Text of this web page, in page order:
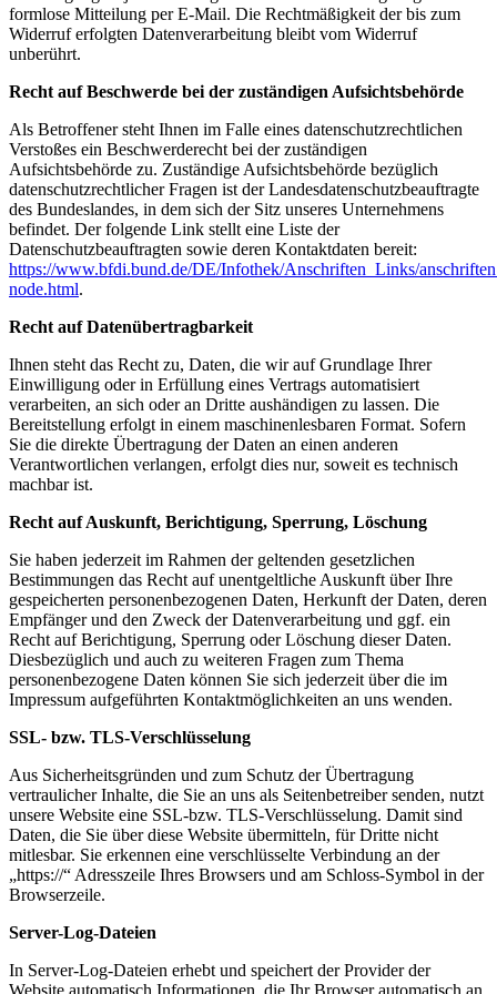
formlose Mitteilung per E-Mail. Die Rechtmäßigkeit der bis zum
Widerruf erfolgten Datenverarbeitung bleibt vom Widerruf
unberührt.
Recht auf Beschwerde bei der zuständigen Aufsichtsbehörde
Als Betroffener steht Ihnen im Falle eines datenschutzrechtlichen
Verstoßes ein Beschwerderecht bei der zuständigen
Aufsichtsbehörde zu. Zuständige Aufsichtsbehörde bezüglich
datenschutzrechtlicher Fragen ist der Landesdatenschutzbeauftragte
des Bundeslandes, in dem sich der Sitz unseres Unternehmens
befindet. Der folgende Link stellt eine Liste der
Datenschutzbeauftragten sowie deren Kontaktdaten bereit:
https://www.bfdi.bund.de/DE/Infothek/Anschriften_Links/
node.html.
Recht auf Datenübertragbarkeit
Ihnen steht das Recht zu, Daten, die wir auf Grundlage Ihrer
Einwilligung oder in Erfüllung eines Vertrags automatisiert
verarbeiten, an sich oder an Dritte aushändigen zu lassen. Die
Bereitstellung erfolgt in einem maschinenlesbaren Format. Sofern
Sie die direkte Übertragung der Daten an einen anderen
Verantwortlichen verlangen, erfolgt dies nur, soweit es technisch
machbar ist.
Recht auf Auskunft, Berichtigung, Sperrung, Löschung
Sie haben jederzeit im Rahmen der geltenden gesetzlichen
Bestimmungen das Recht auf unentgeltliche Auskunft über Ihre
gespeicherten personenbezogenen Daten, Herkunft der Daten, deren
Empfänger und den Zweck der Datenverarbeitung und ggf. ein
Recht auf Berichtigung, Sperrung oder Löschung dieser Daten.
Diesbezüglich und auch zu weiteren Fragen zum Thema
personenbezogene Daten können Sie sich jederzeit über die im
Impressum aufgeführten Kontaktmöglichkeiten an uns wenden.
SSL- bzw. TLS-Verschlüsselung
Aus Sicherheitsgründen und zum Schutz der Übertragung
vertraulicher Inhalte, die Sie an uns als Seitenbetreiber senden, nutzt
unsere Website eine SSL-bzw. TLS-Verschlüsselung. Damit sind
Daten, die Sie über diese Website übermitteln, für Dritte nicht
mitlesbar. Sie erkennen eine verschlüsselte Verbindung an der
„https://“ Adresszeile Ihres Browsers und am Schloss-Symbol in der
Browserzeile.
Server-Log-Dateien
In Server-Log-Dateien erhebt und speichert der Provider der
Website automatisch Informationen, die Ihr Browser automatisch an